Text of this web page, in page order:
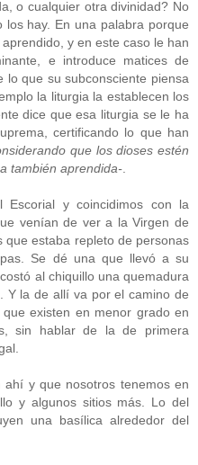
o cualquier otra divinidad? No
los hay. En una palabra porque
y en este caso le han
e introduce matices de
lo que su subconsciente piensa
la liturgia la establecen los
dice que esa liturgia se le ha
certificando lo que han
que los dioses estén
también aprendida-
Escorial y coincidimos con la
venían de ver a la Virgen de
estaba repleto de personas
Se dé una que llevó a su
al chiquillo una quemadura
Y la de allí va por el camino de
existen en menor grado en
sin hablar de la de primera
ahí y que nosotros tenemos en
y algunos sitios más. Lo del
una basílica alrededor del